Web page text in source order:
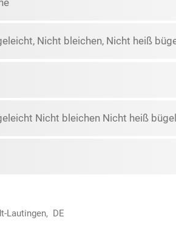
Nicht bleichen, Nicht heiß
Nicht bleichen Nicht heiß
Lautingen, DE